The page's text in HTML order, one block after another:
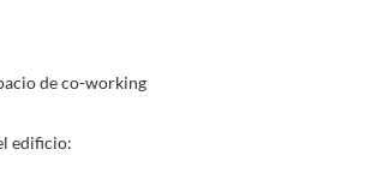
de co-working
edificio: